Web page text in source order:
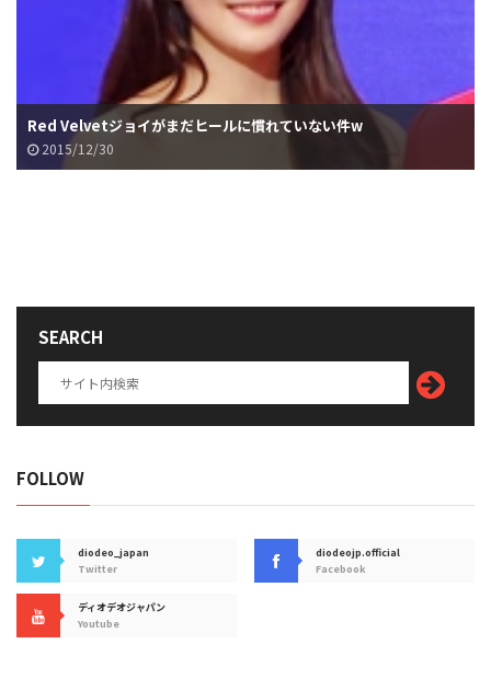
Red Velvetジョイがまだヒールに慣れていない件w
2015/12/30
SEARCH
FOLLOW
diodeo_japan
Twitter
diodeojp.official
Facebook
ディオデオジャパン
Youtube